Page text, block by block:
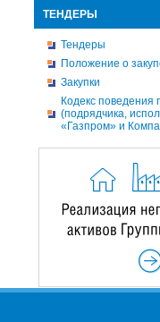
ТЕНДЕРЫ
Тендеры
Положение о
Закупки
Кодекс поведения
(подрядчика,
«Газпром» и